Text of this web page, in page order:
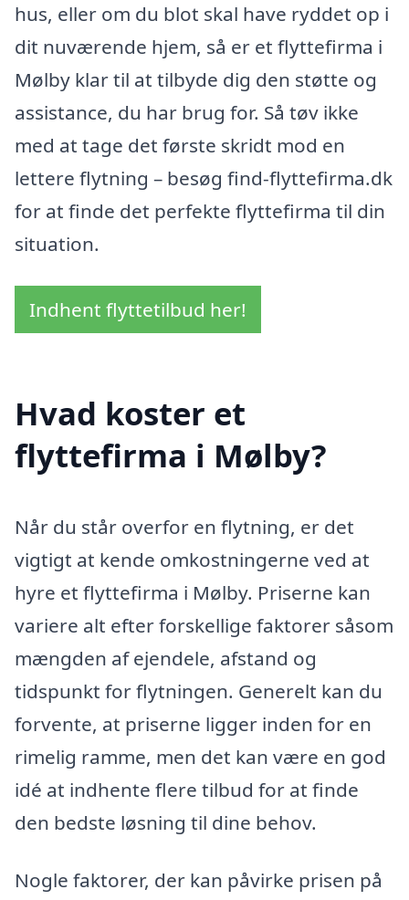
hus, eller om du blot skal have ryddet op i
dit nuværende hjem, så er et flyttefirma i
Mølby klar til at tilbyde dig den støtte og
assistance, du har brug for. Så tøv ikke
med at tage det første skridt mod en
lettere flytning – besøg find-flyttefirma.dk
for at finde det perfekte flyttefirma til din
situation.
Indhent flyttetilbud her!
Hvad koster et
flyttefirma i Mølby?
Når du står overfor en flytning, er det
vigtigt at kende omkostningerne ved at
hyre et flyttefirma i Mølby. Priserne kan
variere alt efter forskellige faktorer såsom
mængden af ejendele, afstand og
tidspunkt for flytningen. Generelt kan du
forvente, at priserne ligger inden for en
rimelig ramme, men det kan være en god
idé at indhente flere tilbud for at finde
den bedste løsning til dine behov.
Nogle faktorer, der kan påvirke prisen på